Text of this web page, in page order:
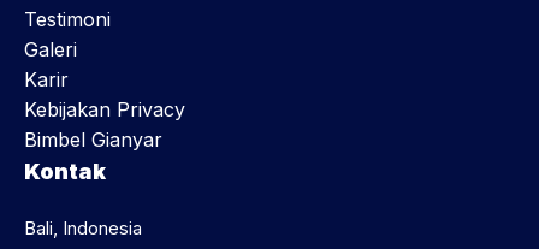
Testimoni
Galeri
Karir
Kebijakan Privacy
Bimbel Gianyar
Kontak
Bali, Indonesia